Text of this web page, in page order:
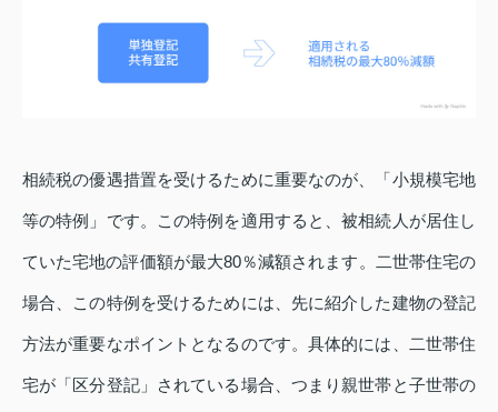
相続税の優遇措置を受けるために重要なのが、「小規模宅地
等の特例」です。この特例を適用すると、被相続人が居住し
ていた宅地の評価額が最大80％減額されます。二世帯住宅の
場合、この特例を受けるためには、先に紹介した建物の登記
方法が重要なポイントとなるのです。具体的には、二世帯住
宅が「区分登記」されている場合、つまり親世帯と子世帯の